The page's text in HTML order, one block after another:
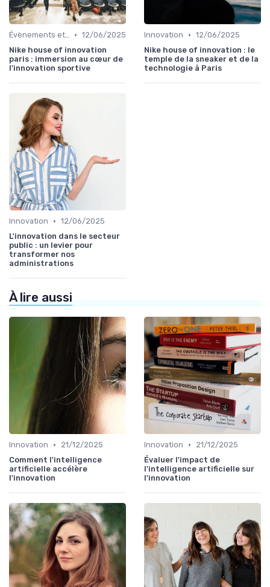
Évènements et innovation • 12/06/2025
Nike house of innovation
paris : immersion au cœur de
l'innovation sportive
Innovation • 12/06/2025
Nike house of innovation : le
temple de la sneaker et de la
technologie à Paris
Innovation • 12/06/2025
L'innovation dans le secteur
public : un levier pour
transformer nos
administrations
À lire aussi
Innovation •
21/12/2025
Comment l'intelligence
artificielle accélère
l'innovation
Innovation •
21/12/2025
Évaluer l'impact de
l'intelligence artificielle sur
l'innovation